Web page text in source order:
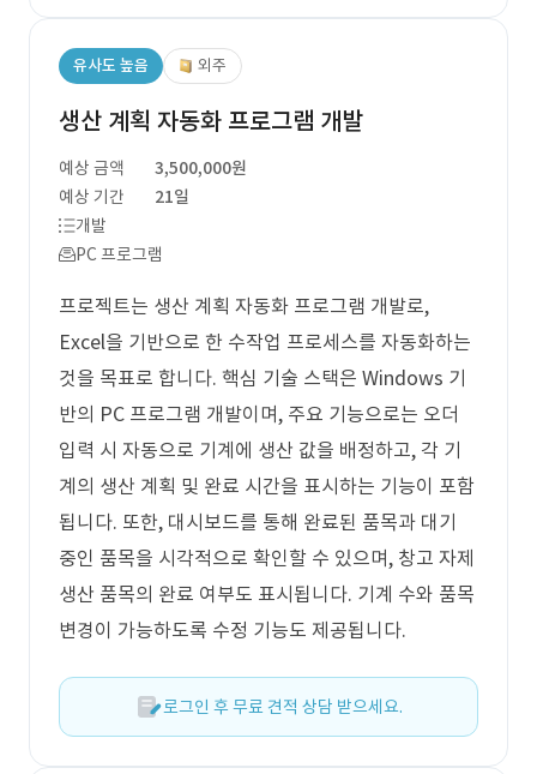
유사도 높음 외주
생산 계획 자동화 프로그램 개발
예상 금액
3,500,000원
예상 기간
21일
개발
PC 프로그램
프로젝트는 생산 계획 자동화 프로그램 개발로,
Excel을 기반으로 한 수작업 프로세스를 자동화하는
것을 목표로 합니다. 핵심 기술 스택은 Windows 기
반의 PC 프로그램 개발이며, 주요 기능으로는 오더
입력 시 자동으로 기계에 생산 값을 배정하고, 각 기
계의 생산 계획 및 완료 시간을 표시하는 기능이 포함
됩니다. 또한, 대시보드를 통해 완료된 품목과 대기
중인 품목을 시각적으로 확인할 수 있으며, 창고 자제
생산 품목의 완료 여부도 표시됩니다. 기계 수와 품목
변경이 가능하도록 수정 기능도 제공됩니다.
로그인 후 무료 견적 상담 받으세요.